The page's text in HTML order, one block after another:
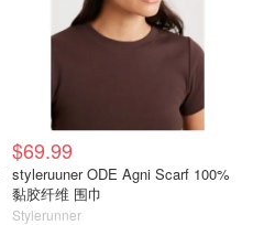
$69.99
styleruuner ODE Agni Scarf 100%
黏胶纤维 围巾
Stylerunner